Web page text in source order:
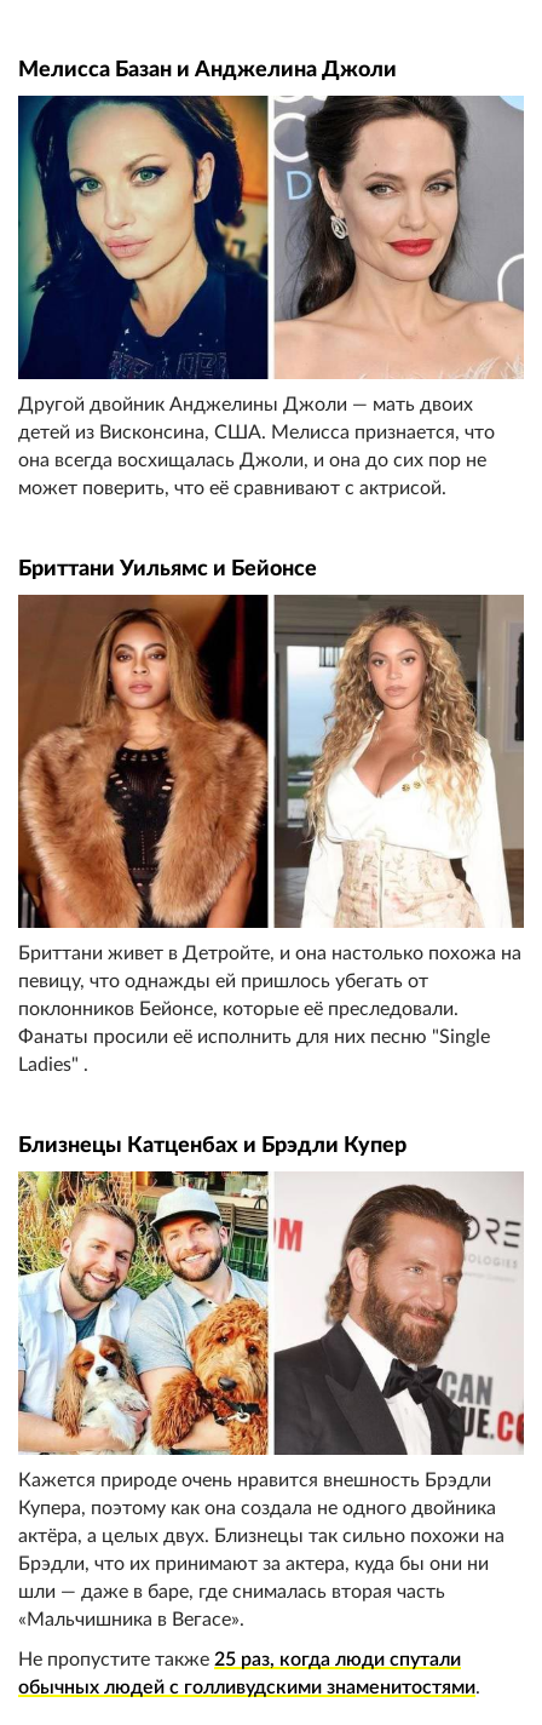
Мелисса Базан и Анджелина Джоли
Другой двойник Анджелины Джоли — мать двоих
детей из Висконсина, США. Мелисса признается, что
она всегда восхищалась Джоли, и она до сих пор не
может поверить, что её сравнивают с актрисой.
Бриттани Уильямс и Бейонсе
Бриттани живет в Детройте, и она настолько похожа на
певицу, что однажды ей пришлось убегать от
поклонников Бейонсе, которые её преследовали.
Фанаты просили её исполнить для них песню "Single
Ladies" .
Близнецы Катценбах и Брэдли Купер
Кажется природе очень нравится внешность Брэдли
Купера, поэтому как она создала не одного двойника
актёра, а целых двух. Близнецы так сильно похожи на
Брэдли, что их принимают за актера, куда бы они ни
шли — даже в баре, где снималась вторая часть
«Мальчишника в Вегасе».
Не пропустите также 25 раз, когда люди спутали
обычных людей с голливудскими знаменитостями.